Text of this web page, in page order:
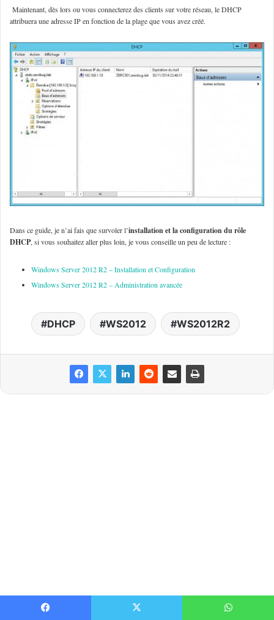
Maintenant, dès lors ou vous connecterez des clients sur votre réseau, le DHCP
attribuera une adresse IP en fonction de la plage que vous avez créé.
Dans ce guide, je n’ai fais que survoler l’installation et la configuration du rôle
DHCP, si vous souhaitez aller plus loin, je vous conseille un peu de lecture :
Windows Server 2012 R2 – Installation et Configuration
Windows Server 2012 R2 – Administration avancée
DHCP WS2012 WS2012R2